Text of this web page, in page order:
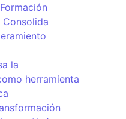
la
herramienta